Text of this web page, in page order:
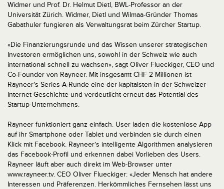
Widmer und Prof. Dr. Helmut Dietl, BWL-Professor an der
Universität Zürich. Widmer, Dietl und Wilmaa-Gründer Thomas
Gabathuler fungieren als Verwaltungsrat beim Zürcher Startup.
«Die Finanzierungsrunde und das Wissen unserer strategischen
Investoren ermöglichen uns, sowohl in der Schweiz wie auch
international schnell zu wachsen», sagt Oliver Flueckiger, CEO und
Co-Founder von Rayneer. Mit insgesamt CHF 2 Millionen ist
Rayneer’s Series-A-Runde eine der kapitalsten in der Schweizer
Internet-Geschichte und verdeutlicht erneut das Potential des
Startup-Unternehmens.
Rayneer funktioniert ganz einfach. User laden die kostenlose App
auf ihr Smartphone oder Tablet und verbinden sie durch einen
Klick mit Facebook. Rayneer’s intelligente Algorithmen analysieren
das Facebook-Profil und erkennen dabei Vorlieben des Users.
Rayneer läuft aber auch direkt im Web-Browser unter
www.rayneer.tv. CEO Oliver Flueckiger: «Jeder Mensch hat andere
Interessen und Präferenzen. Herkömmliches Fernsehen lässt uns